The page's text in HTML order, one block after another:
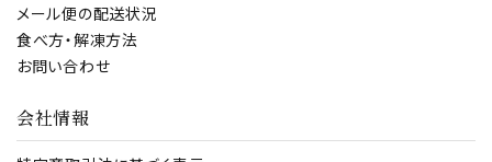
メール便の配送状況
食べ方・解凍方法
お問い合わせ
会社情報